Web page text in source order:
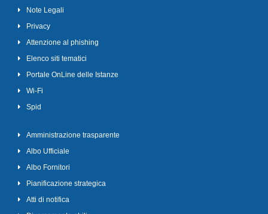
Note Legali
Privacy
Attenzione al phishing
Elenco siti tematici
Portale OnLine delle Istanze
Wi-Fi
Spid
Amministrazione trasparente
Albo Ufficiale
Albo Fornitori
Pianificazione strategica
Atti di notifica